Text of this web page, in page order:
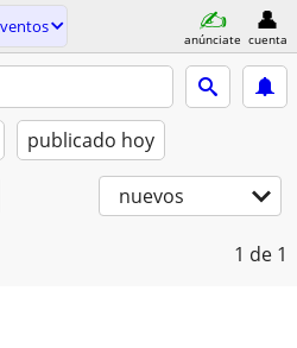
anúnciate cuenta
publicado hoy
nuevos
1 de 1